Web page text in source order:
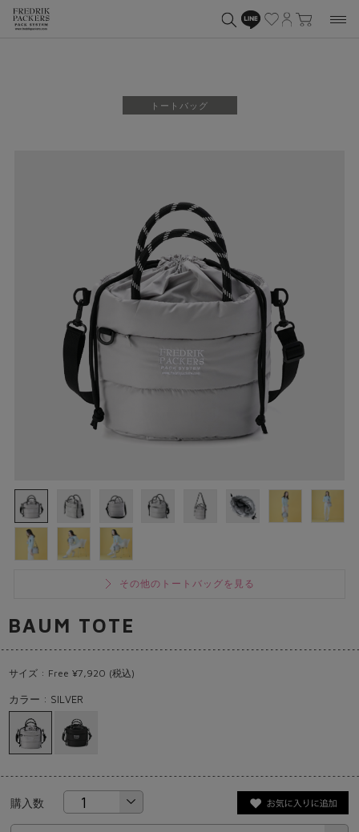
トートバッグ
その他のトートバッグを見る
BAUM TOTE
サイズ : Free ¥7,920 (税込)
カラー : SILVER
購入数